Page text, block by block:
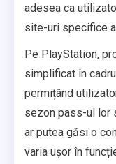
adesea ca
site-uri specifice
Pe PlayStation,
simplificat în
permițând
sezon pass-ul lor
ar putea găsi o
varia ușor în